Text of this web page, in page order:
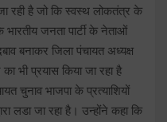
जा रही है जो कि स्वस्थ लोकतंत्र के
भारतीय जनता पार्टी के नेताओं
बनाकर जिला पंचायत अध्यक्ष
भी प्रयास किया जा रहा है
चुनाव भाजपा के प्रत्याशियों
लडा जा रहा है। उन्होंने कहा कि